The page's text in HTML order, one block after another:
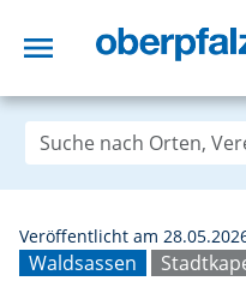
menu
Waldsassen
Veröffentlicht am